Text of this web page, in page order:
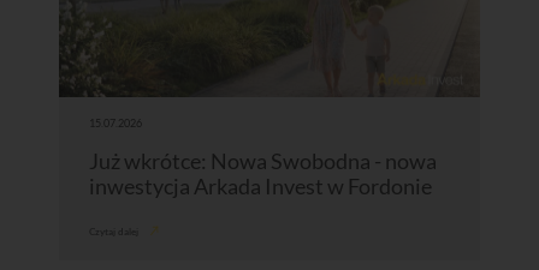
15.07.2026
Już wkrótce: Nowa Swobodna - nowa
inwestycja Arkada Invest w Fordonie